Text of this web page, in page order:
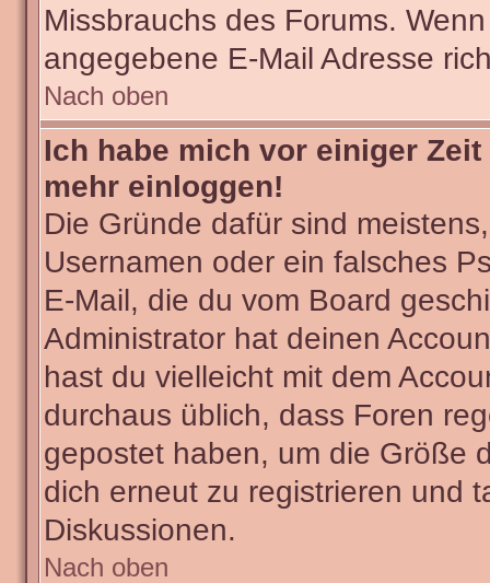
Missbrauchs des Forums.
angegebene E-Mail Adresse
Nach oben
Ich habe mich vor einiger
mehr einloggen!
Die Gründe dafür sind
Usernamen oder ein falsches
E-Mail, die du vom Board
Administrator hat deinen
hast du vielleicht mit dem
durchaus üblich, dass Foren
gepostet haben, um die Größe
dich erneut zu registrieren und
Diskussionen.
Nach oben